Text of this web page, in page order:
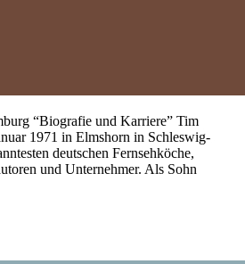
“Biografie und Karriere” Tim
1971 in Elmshorn in Schleswig-
deutschen Fernsehköche,
und Unternehmer. Als Sohn